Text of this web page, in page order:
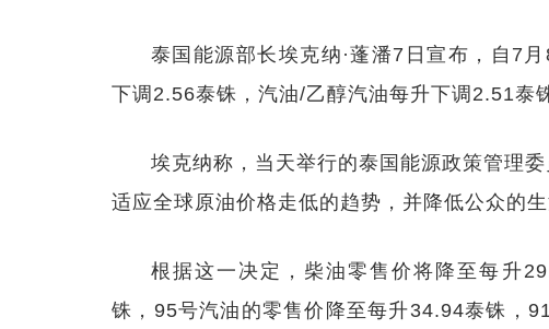
泰国能源部长埃克纳·蓬潘7日宣布，自7
下调2.56泰铢，汽油/乙醇汽油每升下调2.51泰
埃克纳称，当天举行的泰国能源政策管理
适应全球原油价格走低的趋势，并降低公众的生
根据这一决定，柴油零售价将降至每升
铢，95号汽油的零售价降至每升34.94泰铢，